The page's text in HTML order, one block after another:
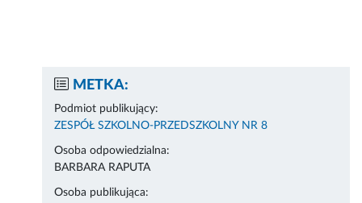
METKA:
Podmiot publikujący:
ZESPÓŁ SZKOLNO-PRZEDSZKOLNY NR 8
Osoba odpowiedzialna:
BARBARA RAPUTA
Osoba publikująca: